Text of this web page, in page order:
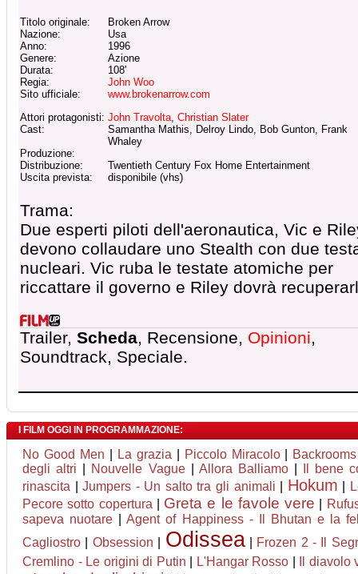
Titolo originale:
Broken Arrow
Nazione:
Usa
Anno:
1996
Genere:
Azione
Durata:
108'
Regia:
John Woo
Sito ufficiale:
www.brokenarrow.com
Attori protagonisti: John Travolta, Christian Slater
Cast:
Samantha Mathis, Delroy Lindo, Bob Gunton, Frank
Whaley
Produzione:
Distribuzione:
Twentieth Century Fox Home Entertainment
Uscita prevista:
disponibile (vhs)
Trama:
Due esperti piloti dell'aeronautica, Vic e
devono collaudare uno Stealth con due
nucleari. Vic ruba le testate atomiche per
riccattare il governo e Riley dovrà
Trailer, Scheda, Recensione, Opinioni,
Soundtrack, Speciale.
I FILM OGGI IN PROGRAMMAZIONE:
No Good Men La grazia Piccolo Miracolo| Backrooms
degli altri
Nouvelle Vague| Allora Balliamo|
Il bene
rinascita |Jumpers - Un salto tra gli animali Hokum
Pecore sotto copertura
Greta e le favole vere
sapeva nuotare |Agent of Happiness - Il Bhutan e la
Cagliostro
Obsession Odissea|
Frozen 2 - Il
Cremlino - Le origini di Putin
L'Hangar Rosso Il diavolo